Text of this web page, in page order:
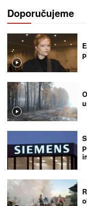
Doporučujeme